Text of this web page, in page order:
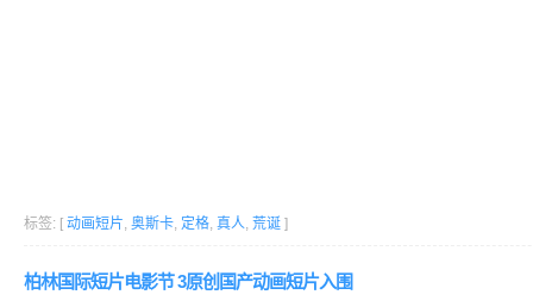
标签: [ 动画短片, 奥斯卡, 定格, 真人, 荒诞 ]
柏林国际短片电影节 3原创国产动画短片入围